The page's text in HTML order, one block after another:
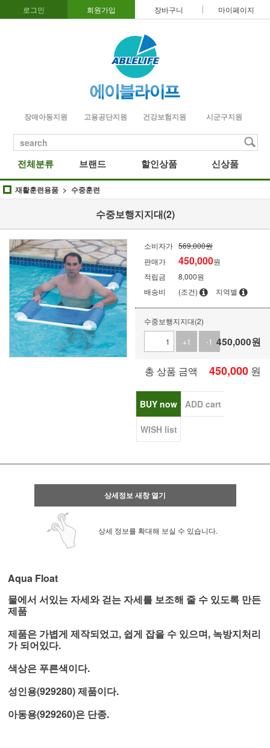
로그인 회원가입 장바구니 마이페이지
장애아동지원 고용공단지원 건강보험지원 시군구지원
search
전체분류 브랜드 할인상품 신상품
재활훈련용품 수중훈련
수중보행지지대(2)
소비자가 569,000원
판매가
450,000원
적립금
8,000원
배송비
(조건) 지역별
수중보행지지대(2)
+1
-1 450,000원
총 상품 금액 450,000 원
BUY now ADD cart
WISH list
상세정보 새창 열기
상세 정보를 확대해 보실 수 있습니다.
Aqua Float
물에서 서있는 자세와 걷는 자세를 보조해 줄 수 있도록 만든
제품
제품은 가볍게 제작되었고, 쉽게 잡을 수 있으며, 녹방지처리
가 되어있다.
색상은 푸른색이다.
성인용(929280) 제품이다.
아동용(929260)은 단종.